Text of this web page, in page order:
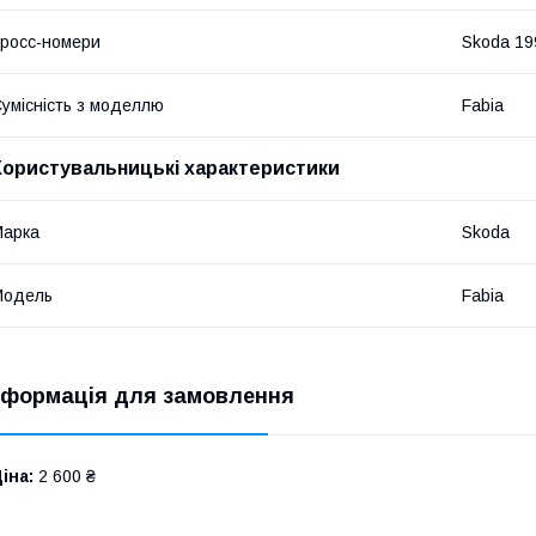
номери Skoda
з моделлю Fabia
характеристики
Skoda
Fabia
для замовлення
2 600 ₴